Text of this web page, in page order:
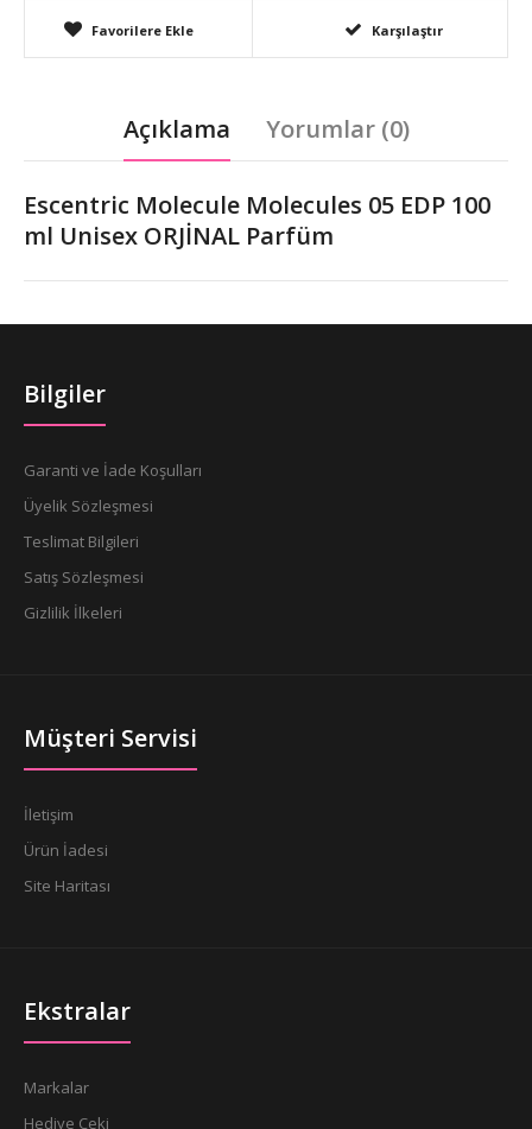
Favorilere Ekle Karşılaştır
Açıklama Yorumlar (0)
Escentric Molecule Molecules 05 EDP 100
ml Unisex ORJİNAL Parfüm
Bilgiler
Garanti ve İade Koşulları
Üyelik Sözleşmesi
Teslimat Bilgileri
Satış Sözleşmesi
Gizlilik İlkeleri
Müşteri Servisi
İletişim
Ürün İadesi
Site Haritası
Ekstralar
Markalar
Hediye Çeki